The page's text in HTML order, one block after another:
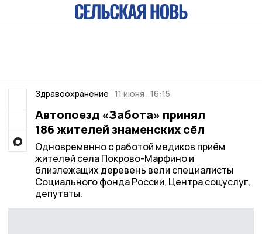
Здравоохранение 11 июня , 16:15
Автопоезд «Забота» принял
186 жителей знаменских сёл
Одновременно с работой медиков приём
жителей села Покрово-Марфино и
близлежащих деревень вели специалисты
Социального фонда России, Центра соцуслуг,
депутаты.